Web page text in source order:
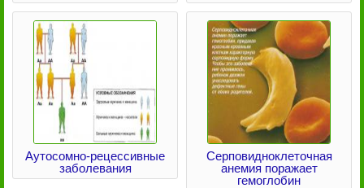
Аутосомно-рецессивные
заболевания
Серповидноклеточная
анемия поражает
гемоглобин